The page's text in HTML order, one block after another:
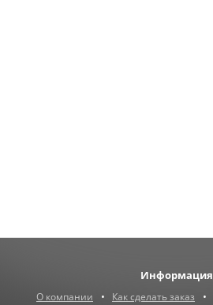
Информация
О компании Как сделать заказ